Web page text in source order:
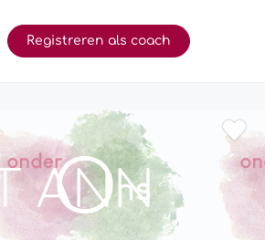
Registreren als coach
ANN